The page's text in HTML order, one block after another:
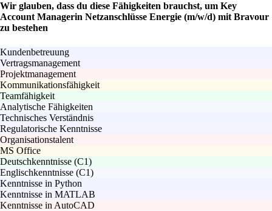
Wir glauben, dass du diese Fähigkeiten brauchst, um Key
Account Managerin Netzanschlüsse Energie (m/w/d) mit Bravour
zu bestehen
Kundenbetreuung
Vertragsmanagement
Projektmanagement
Kommunikationsfähigkeit
Teamfähigkeit
Analytische Fähigkeiten
Technisches Verständnis
Regulatorische Kenntnisse
Organisationstalent
MS Office
Deutschkenntnisse (C1)
Englischkenntnisse (C1)
Kenntnisse in Python
Kenntnisse in MATLAB
Kenntnisse in AutoCAD